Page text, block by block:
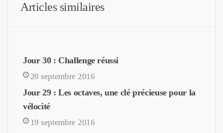
Articles similaires
Jour 30 : Challenge réussi
20 septembre 2016
Jour 29 : Les octaves, une clé précieuse pour la
vélocité
19 septembre 2016